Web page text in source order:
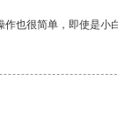
也很简单，即使是小